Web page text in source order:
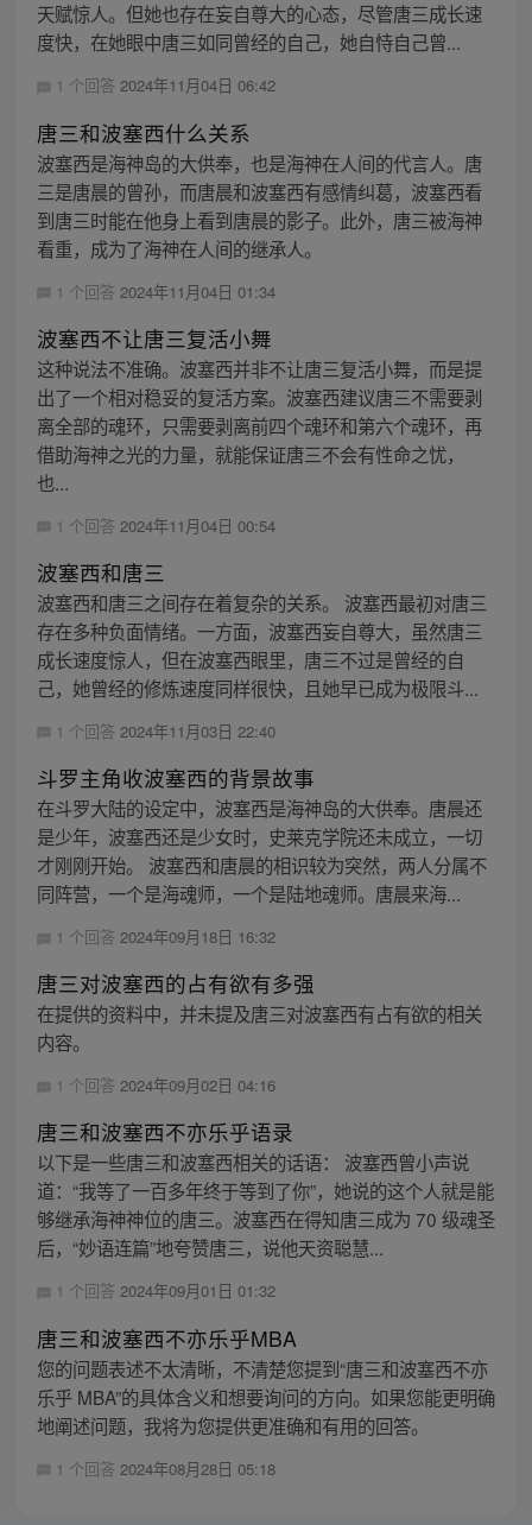
天赋惊人。但她也存在妄自尊大的心态，尽管唐三成长速
度快，在她眼中唐三如同曾经的自己，她自恃自己曾...
1 个回答 2024年11月04日 06:42
唐三和波塞西什么关系
波塞西是海神岛的大供奉，也是海神在人间的代言人。唐
三是唐晨的曾孙，而唐晨和波塞西有感情纠葛，波塞西看
到唐三时能在他身上看到唐晨的影子。此外，唐三被海神
看重，成为了海神在人间的继承人。
1 个回答 2024年11月04日 01:34
波塞西不让唐三复活小舞
这种说法不准确。波塞西并非不让唐三复活小舞，而是提
出了一个相对稳妥的复活方案。波塞西建议唐三不需要剥
离全部的魂环，只需要剥离前四个魂环和第六个魂环，再
借助海神之光的力量，就能保证唐三不会有性命之忧，
也...
1 个回答 2024年11月04日 00:54
波塞西和唐三
波塞西和唐三之间存在着复杂的关系。 波塞西最初对唐三
存在多种负面情绪。一方面，波塞西妄自尊大，虽然唐三
成长速度惊人，但在波塞西眼里，唐三不过是曾经的自
己，她曾经的修炼速度同样很快，且她早已成为极限斗...
1 个回答 2024年11月03日 22:40
斗罗主角收波塞西的背景故事
在斗罗大陆的设定中，波塞西是海神岛的大供奉。唐晨还
是少年，波塞西还是少女时，史莱克学院还未成立，一切
才刚刚开始。 波塞西和唐晨的相识较为突然，两人分属不
同阵营，一个是海魂师，一个是陆地魂师。唐晨来海...
1 个回答 2024年09月18日 16:32
唐三对波塞西的占有欲有多强
在提供的资料中，并未提及唐三对波塞西有占有欲的相关
内容。
1 个回答 2024年09月02日 04:16
唐三和波塞西不亦乐乎语录
以下是一些唐三和波塞西相关的话语： 波塞西曾小声说
道：“我等了一百多年终于等到了你”，她说的这个人就是能
够继承海神神位的唐三。波塞西在得知唐三成为 70 级魂圣
后，“妙语连篇”地夸赞唐三，说他天资聪慧...
1 个回答 2024年09月01日 01:32
唐三和波塞西不亦乐乎MBA
您的问题表述不太清晰，不清楚您提到“唐三和波塞西不亦
乐乎 MBA”的具体含义和想要询问的方向。如果您能更明确
地阐述问题，我将为您提供更准确和有用的回答。
1 个回答 2024年08月28日 05:18